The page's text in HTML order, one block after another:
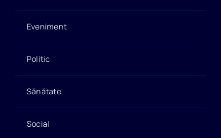
Eveniment
Politic
Sănătate
Social